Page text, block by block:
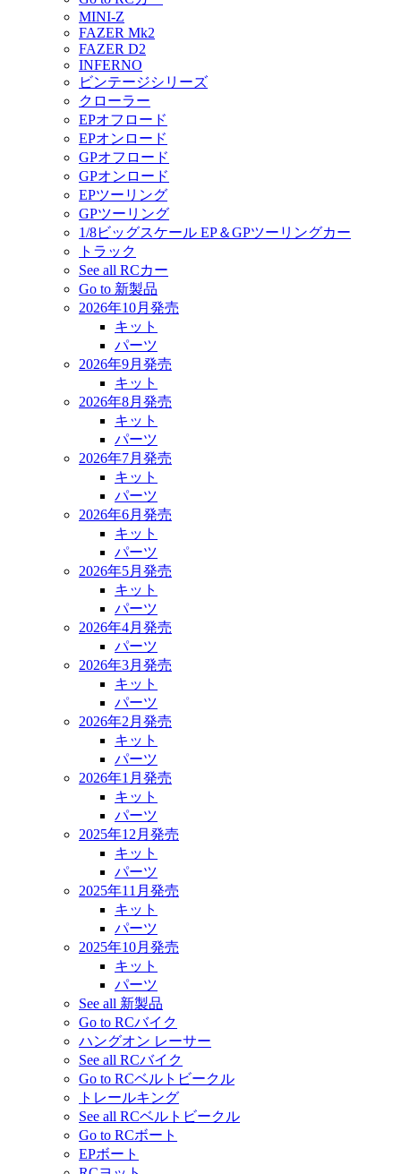
MINI-Z
FAZER Mk2
FAZER D2
INFERNO
ビンテージシリーズ
クローラー
EPオフロード
EPオンロード
GPオフロード
GPオンロード
EPツーリング
GPツーリング
1/8ビッグスケール EP＆GPツーリングカー
トラック
See all RCカー
Go to 新製品
2026年10月発売
キット
パーツ
2026年9月発売
キット
2026年8月発売
キット
パーツ
2026年7月発売
キット
パーツ
2026年6月発売
キット
パーツ
2026年5月発売
キット
パーツ
2026年4月発売
パーツ
2026年3月発売
キット
パーツ
2026年2月発売
キット
パーツ
2026年1月発売
キット
パーツ
2025年12月発売
キット
パーツ
2025年11月発売
キット
パーツ
2025年10月発売
キット
パーツ
See all 新製品
Go to RCバイク
ハングオン レーサー
See all RCバイク
Go to RCベルトビークル
トレールキング
See all RCベルトビークル
Go to RCボート
EPボート